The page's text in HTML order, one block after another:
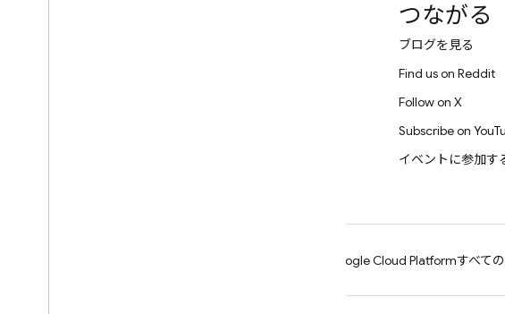
つながる
ブログを見る
Find us on Reddit
Follow on X
Subscribe on
イベントに参加す
Google Cloud Platformすべて